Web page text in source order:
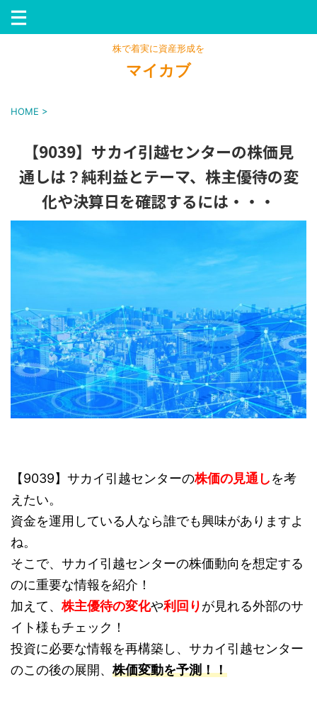
株で着実に資産形成を
マイカブ
HOME >
【9039】サカイ引越センターの株価見
通しは？純利益とテーマ、株主優待の変
化や決算日を確認するには・・・
【9039】サカイ引越センターの株価の見通しを考
えたい。
資金を運用している人なら誰でも興味がありますよ
ね。
そこで、サカイ引越センターの株価動向を想定する
のに重要な情報を紹介！
加えて、株主優待の変化や利回りが見れる外部のサ
イト様もチェック！
投資に必要な情報を再構築し、サカイ引越センター
のこの後の展開、株価変動を予測！！